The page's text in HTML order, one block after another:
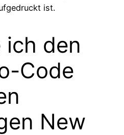
ist.
ich den
Code
New